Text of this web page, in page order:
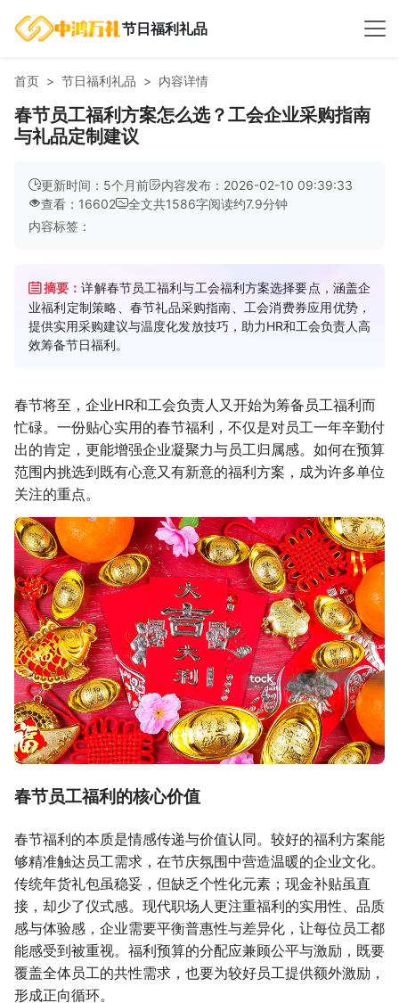
节日福利礼品
首页 节日福利礼品 内容详情
春节员工福利方案怎么选？工会企业采购指南
与礼品定制建议
更新时间：5个月前
内容发布：2026-02-10 09:39:33
查看：16602
全文共1586字阅读约7.9分钟
内容标签：
摘要：详解春节员工福利与工会福利方案选择要点，涵盖企
业福利定制策略、春节礼品采购指南、工会消费券应用优势，
提供实用采购建议与温度化发放技巧，助力HR和工会负责人高
效筹备节日福利。
春节将至，企业HR和工会负责人又开始为筹备员工福利而
忙碌。一份贴心实用的春节福利，不仅是对员工一年辛勤付
出的肯定，更能增强企业凝聚力与员工归属感。如何在预算
范围内挑选到既有心意又有新意的福利方案，成为许多单位
关注的重点。
春节员工福利的核心价值
春节福利的本质是情感传递与价值认同。较好的福利方案能
够精准触达员工需求，在节庆氛围中营造温暖的企业文化。
传统年货礼包虽稳妥，但缺乏个性化元素；现金补贴虽直
接，却少了仪式感。现代职场人更注重福利的实用性、品质
感与体验感，企业需要平衡普惠性与差异化，让每位员工都
能感受到被重视。福利预算的分配应兼顾公平与激励，既要
覆盖全体员工的共性需求，也要为较好员工提供额外激励，
形成正向循环。